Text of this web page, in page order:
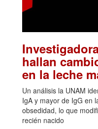
hallan
en la leche
Un análisis la UNAM
IgA y mayor de IgG en
obsedidad, lo que
recién nacido